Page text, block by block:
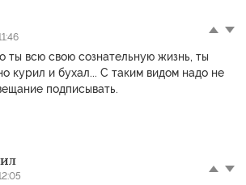
ты всю свою сознательную жизнь, ты
курил и бухал... С таким видом надо не
подписывать.